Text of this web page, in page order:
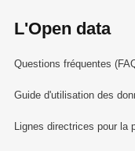
L'Open data
Questions fréquentes
Guide d'utilisation des
Lignes directrices pour la